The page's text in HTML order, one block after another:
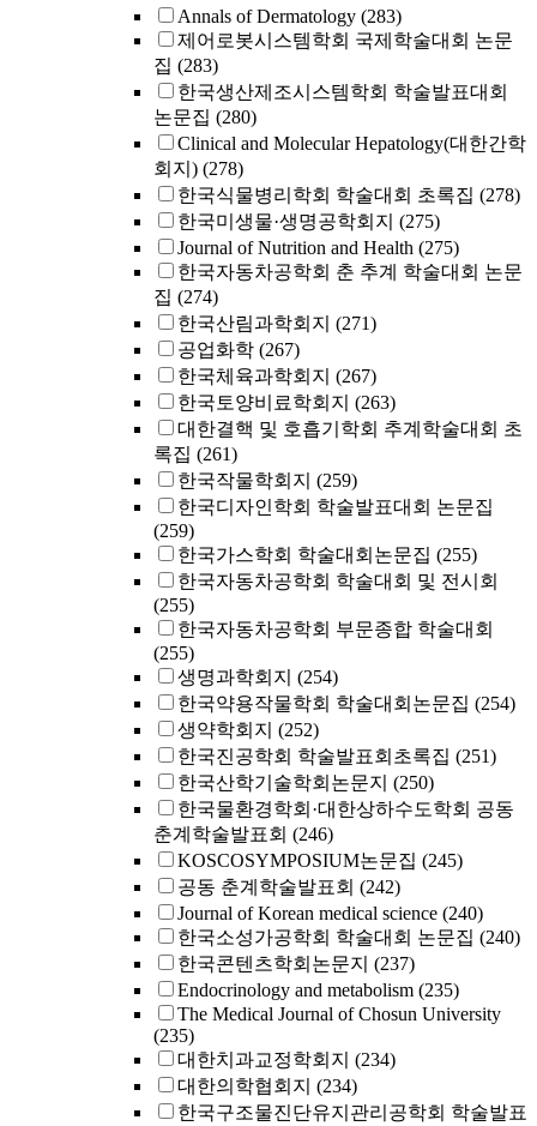
Annals of Dermatology (283)
제어로봇시스템학회 국제학술대회 논문
집 (283)
한국생산제조시스템학회 학술발표대회
논문집 (280)
Clinical and Molecular Hepatology(대한간학
회지) (278)
한국식물병리학회 학술대회 초록집 (278)
한국미생물·생명공학회지 (275)
Journal of Nutrition and Health (275)
한국자동차공학회 춘 추계 학술대회 논문
집 (274)
한국산림과학회지 (271)
공업화학 (267)
한국체육과학회지 (267)
한국토양비료학회지 (263)
대한결핵 및 호흡기학회 추계학술대회 초
록집 (261)
한국작물학회지 (259)
한국디자인학회 학술발표대회 논문집
(259)
한국가스학회 학술대회논문집 (255)
한국자동차공학회 학술대회 및 전시회
(255)
한국자동차공학회 부문종합 학술대회
(255)
생명과학회지 (254)
한국약용작물학회 학술대회논문집 (254)
생약학회지 (252)
한국진공학회 학술발표회초록집 (251)
한국산학기술학회논문지 (250)
한국물환경학회·대한상하수도학회 공동
춘계학술발표회 (246)
KOSCOSYMPOSIUM논문집 (245)
공동 춘계학술발표회 (242)
Journal of Korean medical science (240)
한국소성가공학회 학술대회 논문집 (240)
한국콘텐츠학회논문지 (237)
Endocrinology and metabolism (235)
The Medical Journal of Chosun University
(235)
대한치과교정학회지 (234)
대한의학협회지 (234)
한국구조물진단유지관리공학회 학술발표